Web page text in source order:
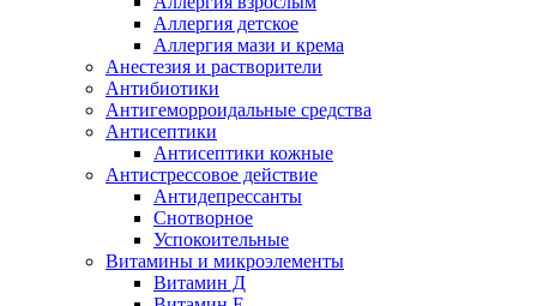
Аллергия детское
Аллергия мази и крема
Анестезия и растворители
Антибиотики
Антигеморроидальные средства
Антисептики
Антисептики кожные
Антистрессовое действие
Антидепрессанты
Снотворное
Успокоительные
Витамины и микроэлементы
Витамин Д